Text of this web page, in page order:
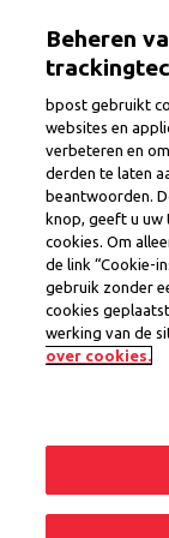
contenu
Jobs
Privacy
Conditions générales
Cookies
Beheren
bpost gebruikt
websites en
verbeteren en
derden te laten
beantwoorden.
knop, geeft u
cookies. Om
de link “Cookie-
gebruik zonder
cookies
werking van de
over cookies.